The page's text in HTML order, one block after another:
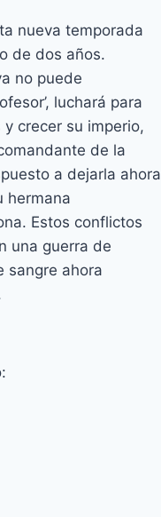
nueva temporada
de dos años.
no puede
luchará para
crecer su imperio,
de la
a dejarla ahora
hermana
Estos conflictos
una guerra de
sangre ahora